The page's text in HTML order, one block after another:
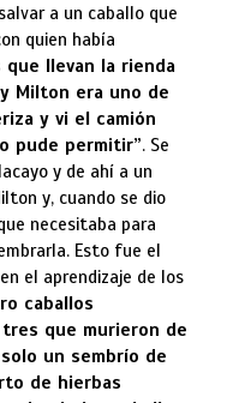
a un caballo que
quien había
que llevan la rienda
Milton era uno de
y vi el camión
pude permitir”. Se
y de ahí a un
y, cuando se dio
necesitaba para
Esto fue el
el aprendizaje de los
caballos
que murieron de
un sembrío de
de hierbas